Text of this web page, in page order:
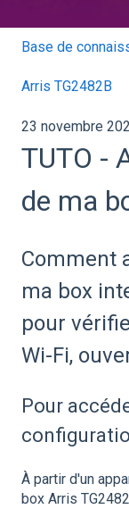
Base de
Arris TG2482B
23 novembre
TUTO -
de ma
Comment
ma box
pour
Wi-Fi,
Pour
À partir d'un
box Arris